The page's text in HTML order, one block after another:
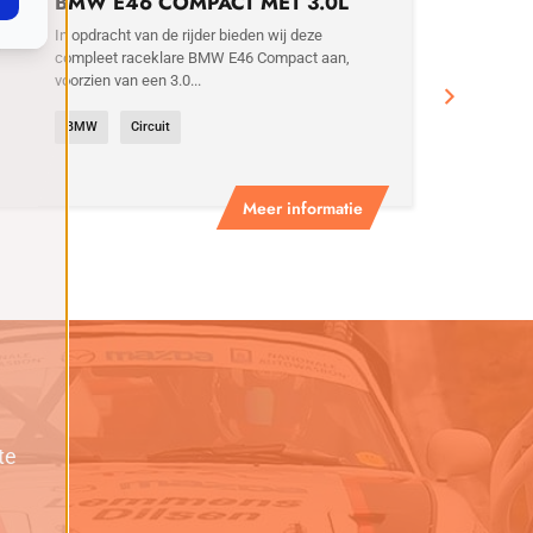
Meer informatie
MOTOR
In opdracht van de rijder bieden wij deze
compleet raceklare BMW E46 Compact aan,
voorzien van een 3.0...
BMW Circuit